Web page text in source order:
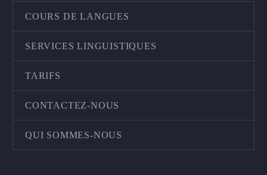
COURS DE LANGUES
SERVICES LINGUISTIQUES
TARIFS
CONTACTEZ-NOUS
QUI SOMMES-NOUS